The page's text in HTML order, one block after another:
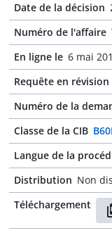
Date de la décision
Numéro de l'affaire
En ligne le 6 mai
Requête en révision
Numéro de la
Classe de la CIB
Langue de la
Distribution Non
Téléchargement